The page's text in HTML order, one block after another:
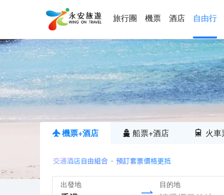
旅行團 機票 酒店 自由行
機票+酒店 船票+酒店 火車
出發地 目的地